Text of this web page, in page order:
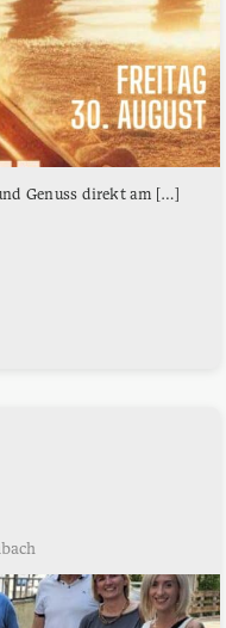
Genuss direkt am […]